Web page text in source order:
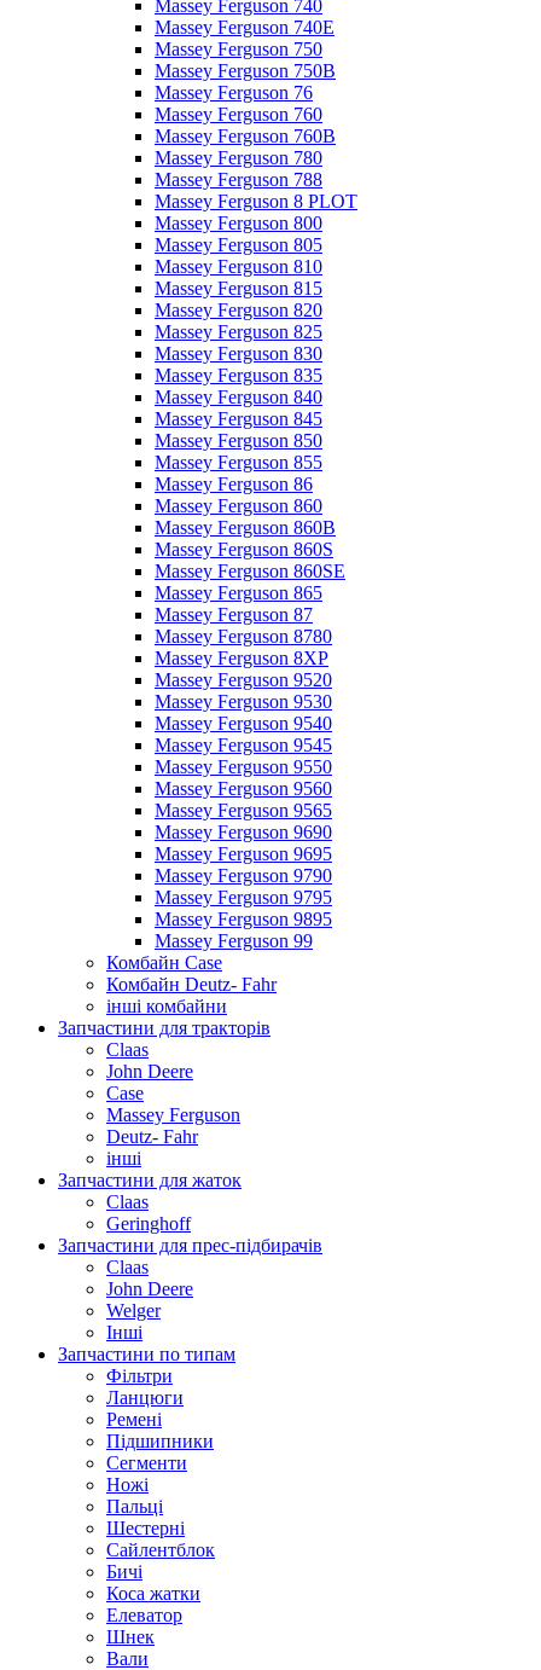
Massey Ferguson 740
Massey Ferguson 740E
Massey Ferguson 750
Massey Ferguson 750B
Massey Ferguson 76
Massey Ferguson 760
Massey Ferguson 760B
Massey Ferguson 780
Massey Ferguson 788
Massey Ferguson 8 PLOT
Massey Ferguson 800
Massey Ferguson 805
Massey Ferguson 810
Massey Ferguson 815
Massey Ferguson 820
Massey Ferguson 825
Massey Ferguson 830
Massey Ferguson 835
Massey Ferguson 840
Massey Ferguson 845
Massey Ferguson 850
Massey Ferguson 855
Massey Ferguson 86
Massey Ferguson 860
Massey Ferguson 860B
Massey Ferguson 860S
Massey Ferguson 860SE
Massey Ferguson 865
Massey Ferguson 87
Massey Ferguson 8780
Massey Ferguson 8XP
Massey Ferguson 9520
Massey Ferguson 9530
Massey Ferguson 9540
Massey Ferguson 9545
Massey Ferguson 9550
Massey Ferguson 9560
Massey Ferguson 9565
Massey Ferguson 9690
Massey Ferguson 9695
Massey Ferguson 9790
Massey Ferguson 9795
Massey Ferguson 9895
Massey Ferguson 99
Комбайн Case
Комбайн Deutz- Fahr
інші комбайни
Запчастини для тракторів
Claas
John Deere
Case
Massey Ferguson
Deutz- Fahr
інші
Запчастини для жаток
Claas
Geringhoff
Запчастини для прес-підбирачів
Claas
John Deere
Welger
Інші
Запчастини по типам
Фільтри
Ланцюги
Ремені
Підшипники
Сегменти
Ножі
Пальці
Шестерні
Сайлентблок
Бичі
Коса жатки
Елеватор
Шнек
Вали